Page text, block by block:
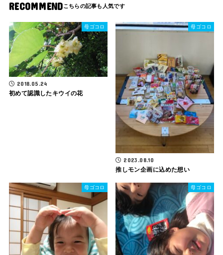
RECOMMEND
母ゴコロ
2018.05.24
初めて認識したキウイの花
母ゴコロ
2023.08.10
推しモン企画に込めた想い
母ゴコロ 母ゴコロ